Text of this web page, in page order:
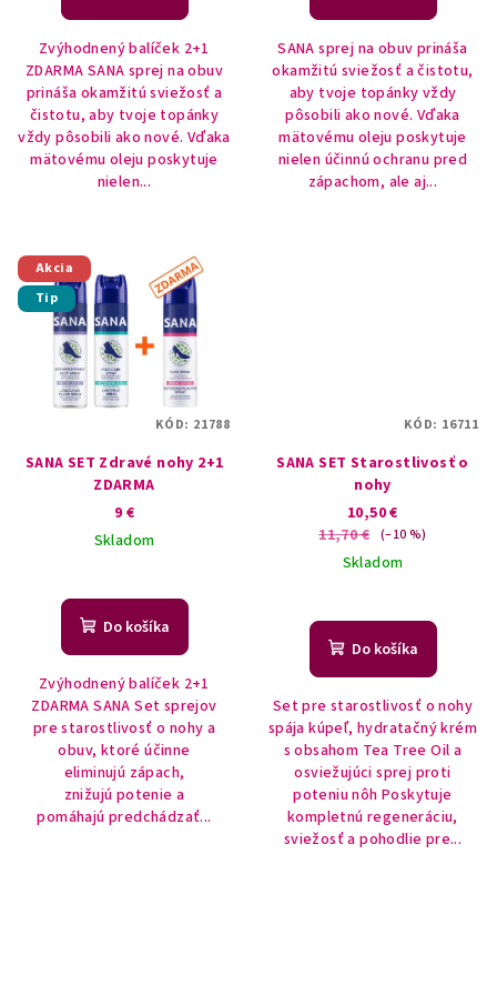
Zvýhodnený balíček 2+1
ZDARMA SANA sprej na obuv
prináša okamžitú sviežosť a
čistotu, aby tvoje topánky
vždy pôsobili ako nové. Vďaka
mätovému oleju poskytuje
nielen...
SANA sprej na obuv prináša
okamžitú sviežosť a čistotu,
aby tvoje topánky vždy
pôsobili ako nové. Vďaka
mätovému oleju poskytuje
nielen účinnú ochranu pred
zápachom, ale aj...
Akcia
Tip
SANA SET Zdravé nohy 2+1
ZDARMA
9 €
Skladom
Do košíka
Zvýhodnený balíček 2+1
ZDARMA SANA Set sprejov
pre starostlivosť o nohy a
obuv, ktoré účinne
eliminujú zápach,
znižujú potenie a
pomáhajú predchádzať...
KÓD: 21788
SANA SET Starostlivosť o
nohy
10,50 €
11,70 € (–10 %)
Skladom
Do košíka
Set pre starostlivosť o nohy
spája kúpeľ, hydratačný krém
s obsahom Tea Tree Oil a
osviežujúci sprej proti
poteniu nôh Poskytuje
kompletnú regeneráciu,
sviežosť a pohodlie pre...
KÓD: 16711